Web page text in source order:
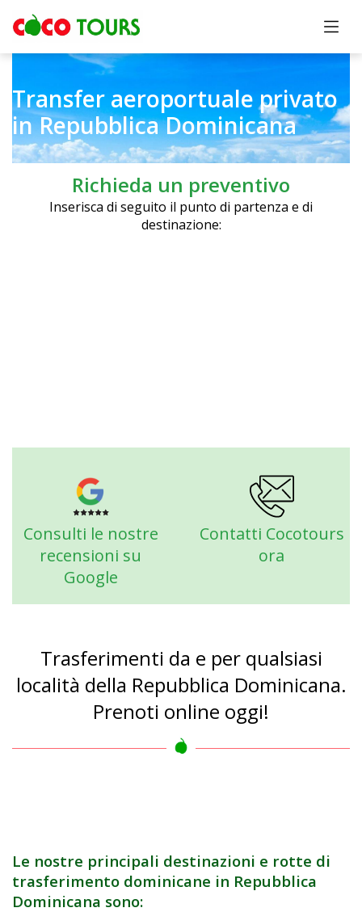
Transfer aeroportuale privato
in Repubblica Dominicana
Richieda un preventivo
Inserisca di seguito il punto di partenza e di
destinazione:
Consulti le nostre
recensioni su
Google
Contatti Cocotours
ora
Trasferimenti da e per qualsiasi
località della Repubblica Dominicana.
Prenoti online oggi!
Le nostre principali destinazioni e rotte di
trasferimento dominicane in Repubblica
Dominicana sono: